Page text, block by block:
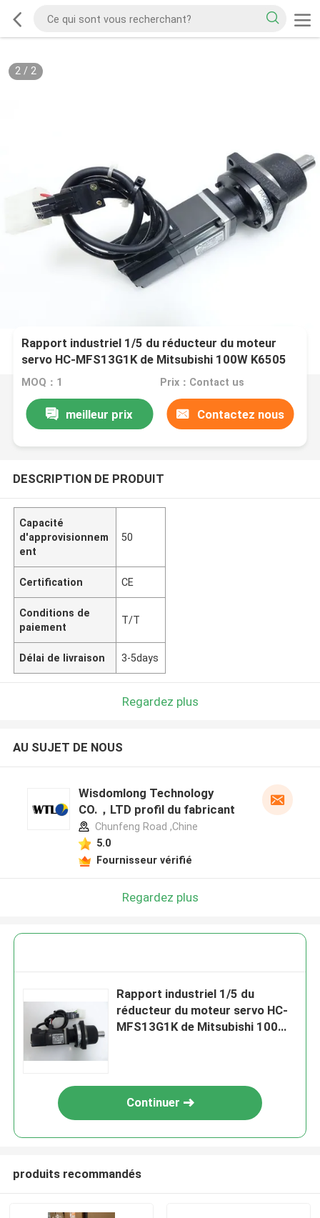
2/ 2
Rapport industriel 1/5 du réducteur du moteur
servo HC-MFS13G1K de Mitsubishi 100W K6505
MOQ：1 Prix：Contact us
meilleur prix Contactez nous
DESCRIPTION DE PRODUIT
Capacité
d'approvisionnem
ent
50
Certification CE
Conditions de
paiement
T/T
Délai de livraison 3-5days
Regardez plus
AU SUJET DE NOUS
Wisdomlong Technology
CO.，LTD profil du fabricant
Chunfeng Road ,Chine
5.0
Fournisseur vérifié
Regardez plus
Rapport industriel 1/5 du
réducteur du moteur servo HC-
MFS13G1K de Mitsubishi 100W
Continuer
produits recommandés